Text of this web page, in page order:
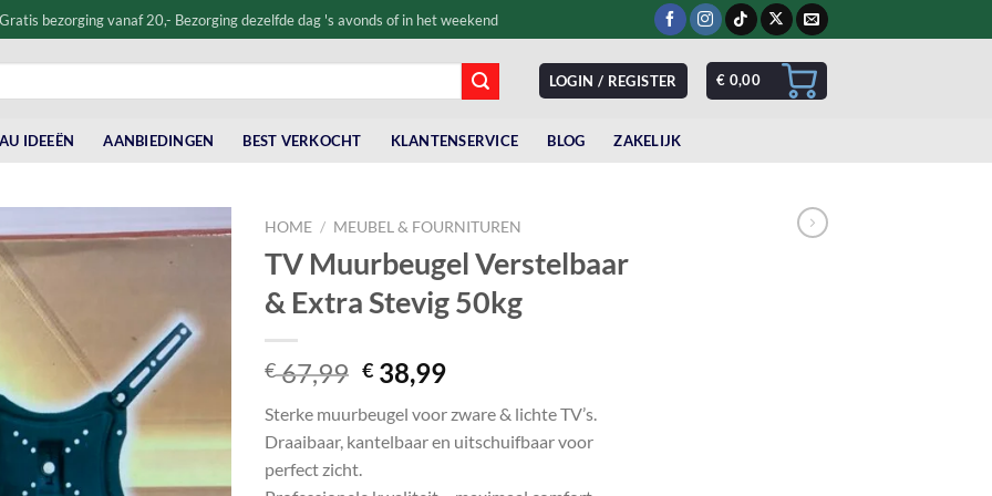
Gratis bezorging vanaf 20,- Bezorging dezelfde dag 's avonds of in het weekend
LOGIN / REGISTER € 0,00
IDEEËN AANBIEDINGEN BEST VERKOCHT KLANTENSERVICE BLOG ZAKELIJK
HOME / MEUBEL & FOURNITUREN
TV Muurbeugel Verstelbaar
& Extra Stevig 50kg
€67,99 Original
price
was:
€ 67,99.
€ 38,99Current
is:
€ 38,99.
Sterke muurbeugel voor zware & lichte TV’s.
Draaibaar, kantelbaar en uitschuifbaar voor
perfect zicht.